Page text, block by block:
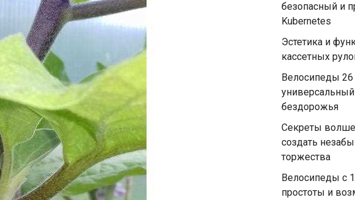
безопасный и
Kubernetes
Эстетика и
кассетных
Велосипеды
бездорожья
Секреты
создать
торжества
Велосипеды с
простоты и